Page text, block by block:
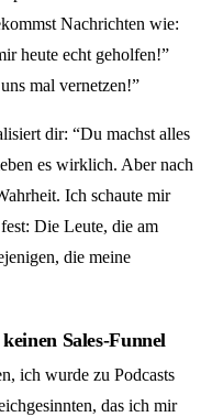
Nachrichten wie:
heute echt geholfen!”
mal vernetzen!”
dir: “Du machst alles
es wirklich. Aber nach
Ich schaute mir
Die Leute, die am
die meine
Sales-Funnel
ich wurde zu Podcasts
das ich mir